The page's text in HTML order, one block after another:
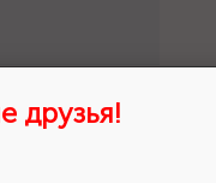
друзья!